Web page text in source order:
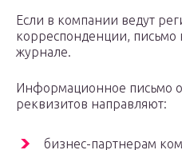
Если в компании ведут
корреспонденции, письмо
журнале.
Информационное письмо
реквизитов направляют:
бизнес-партнерам